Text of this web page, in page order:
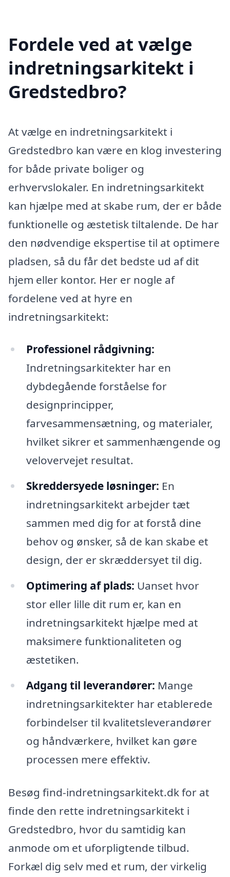
Fordele ved at vælge
indretningsarkitekt i
Gredstedbro?
At vælge en indretningsarkitekt i
Gredstedbro kan være en klog investering
for både private boliger og
erhvervslokaler. En indretningsarkitekt
kan hjælpe med at skabe rum, der er både
funktionelle og æstetisk tiltalende. De har
den nødvendige ekspertise til at optimere
pladsen, så du får det bedste ud af dit
hjem eller kontor. Her er nogle af
fordelene ved at hyre en
indretningsarkitekt:
Professionel rådgivning:
Indretningsarkitekter har en
dybdegående forståelse for
designprincipper,
farvesammensætning, og materialer,
hvilket sikrer et sammenhængende og
velovervejet resultat.
Skreddersyede løsninger: En
indretningsarkitekt arbejder tæt
sammen med dig for at forstå dine
behov og ønsker, så de kan skabe et
design, der er skræddersyet til dig.
Optimering af plads: Uanset hvor
stor eller lille dit rum er, kan en
indretningsarkitekt hjælpe med at
maksimere funktionaliteten og
æstetiken.
Adgang til leverandører: Mange
indretningsarkitekter har etablerede
forbindelser til kvalitetsleverandører
og håndværkere, hvilket kan gøre
processen mere effektiv.
Besøg find-indretningsarkitekt.dk for at
finde den rette indretningsarkitekt i
Gredstedbro, hvor du samtidig kan
anmode om et uforpligtende tilbud.
Forkæl dig selv med et rum, der virkelig